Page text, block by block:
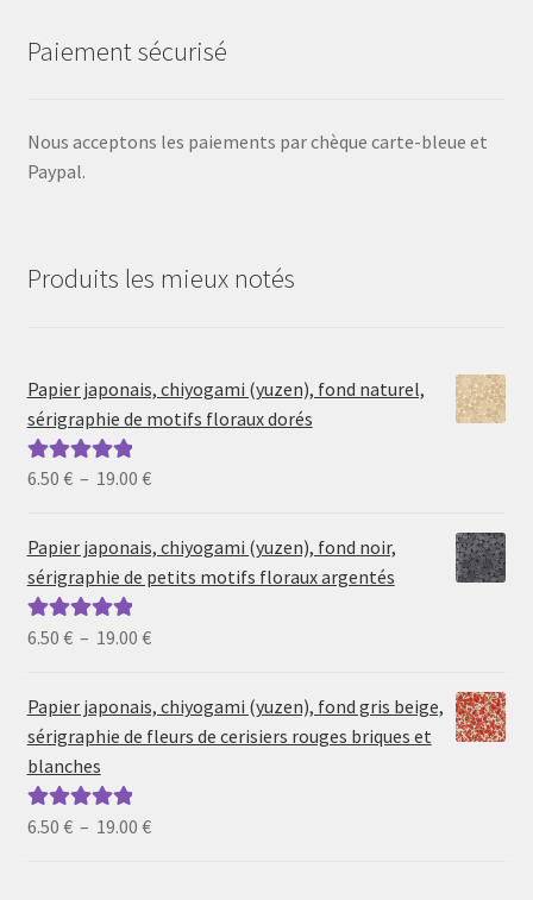
Paiement sécurisé
Nous acceptons les paiements par chèque carte-bleue et
Paypal.
Produits les mieux notés
Papier japonais, chiyogami (yuzen), fond naturel,
sérigraphie de motifs floraux dorés
Note5.00sur
6.50 € – 19.00 €Plage
prix :
6.50 €
19.00 €
Papier japonais, chiyogami (yuzen), fond noir,
sérigraphie de petits motifs floraux argentés
Note5.00sur
6.50 € – 19.00 €Plage
prix :
6.50 €
Papier japonais, chiyogami (yuzen), fond gris beige,
sérigraphie de fleurs de cerisiers rouges briques et
blanches
Note5.00sur
6.50 € – 19.00 €Plage